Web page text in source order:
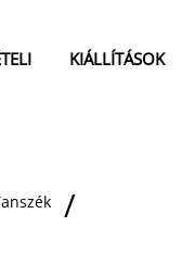
KIÁLLÍTÁSOK